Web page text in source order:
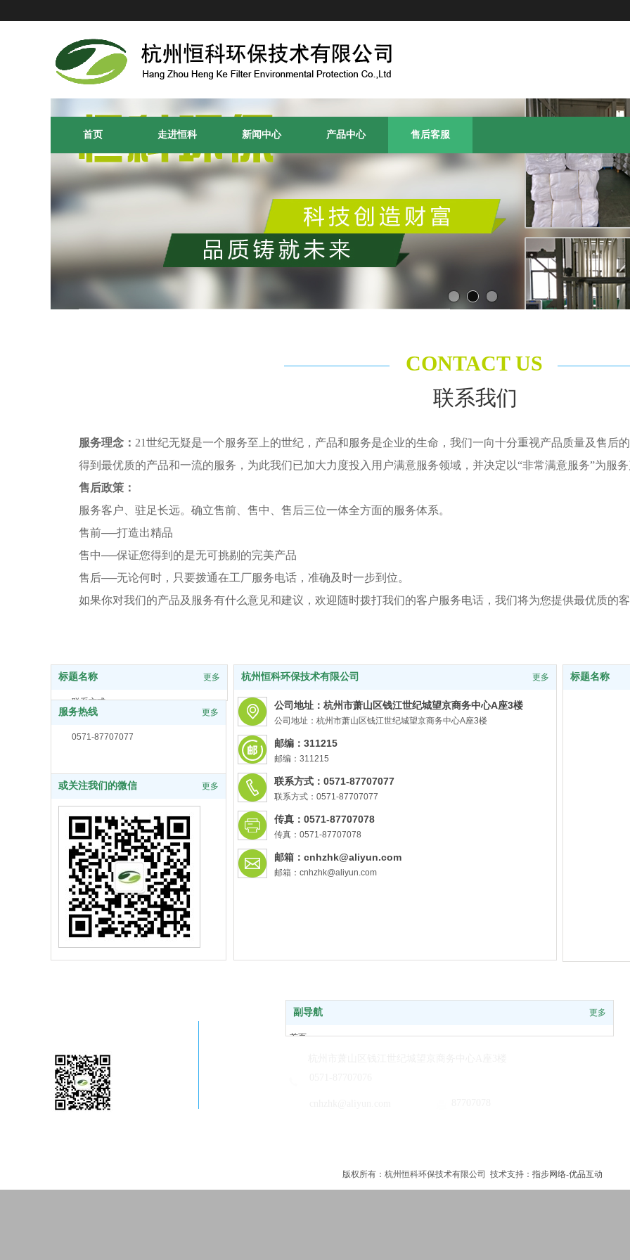
首页 走进恒科 新闻中心 产品中心 售后客服
CONTACT US
联系我们
服务理念： 21世纪无疑是一个服务至上的世纪，产品和服务是企业的生命，我们一向十分重视产品质量及售后
得到最优质的产品和一流的服务，为此我们已加大力度投入用户满意服务领域，并决定以“非常满意服务”为服
售后政策：
服务客户、驻足长远。确立售前、售中、售后三位一体全方面的服务体系。
售前──打造出精品
售中──保证您得到的是无可挑剔的完美产品
售后──无论何时，只要拨通在工厂服务电话，准确及时一步到位。
如果你对我们的产品及服务有什么意见和建议，欢迎随时拨打我们的客户服务电话，我们将为您提供最优质的
标题名称 更多
联系方式
服务热线 更多
0571-87707077
或关注我们的微信 更多
标题名称
杭州恒科环保技术有限公司 更多
公司地址：杭州市萧山区钱江世纪城望京商务中心A座3楼
公司地址：杭州市萧山区钱江世纪城望京商务中心A座3楼
邮编：311215
邮编：311215
联系方式：0571-87707077
联系方式：0571-87707077
传真：0571-87707078
传真：0571-87707078
邮箱：cnhzhk@aliyun.com
邮箱：cnhzhk@aliyun.com
标题名称
副导航 更多
首页
版权所有：杭州恒科环保技术有限公司 技术支持： 指步网络-优品互动